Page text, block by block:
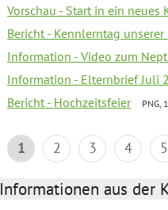
Vorschau - Start in ein neues
Bericht - Kennlerntag
Information - Video zum
Information - Elternbrief Juli
Bericht - Hochzeitsfeier PNG,
1 2 3 4 5
Informationen aus der